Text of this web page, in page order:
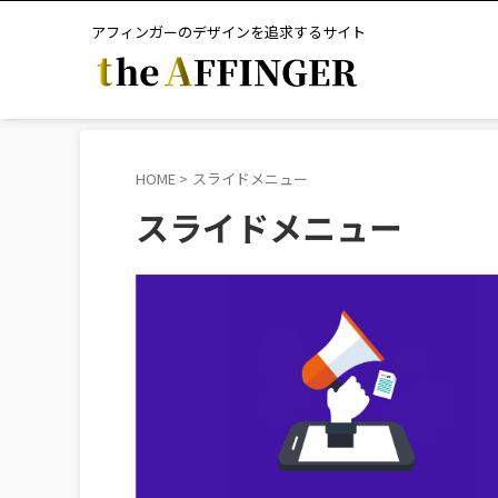
アフィンガーのデザインを追求するサイト
HOME > スライドメニュー
スライドメニュー